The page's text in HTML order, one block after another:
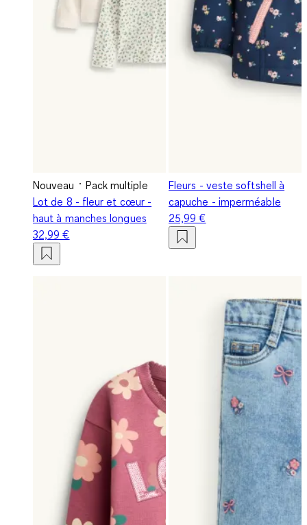
Nouveau
Pack multiple
Lot de 8 - fleur et cœur -
haut à manches longues
32,99 €
Fleurs - veste softshell à
capuche - imperméable
25,99 €